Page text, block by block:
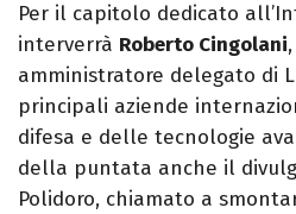
Per il capitolo dedicato
interverrà Roberto Cingolani
amministratore delegato di
principali aziende
difesa e delle tecnologie
della puntata anche il
Polidoro, chiamato a